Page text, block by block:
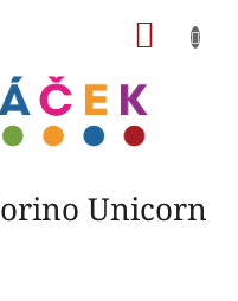
Unicorn